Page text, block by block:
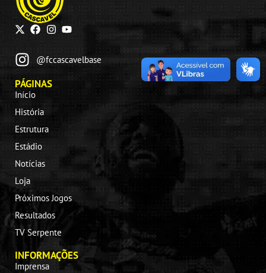
@fccascavelbase
PÁGINAS
Início
História
Estrutura
Estádio
Notícias
Loja
Próximos Jogos
Resultados
TV Serpente
INFORMAÇÕES
Imprensa